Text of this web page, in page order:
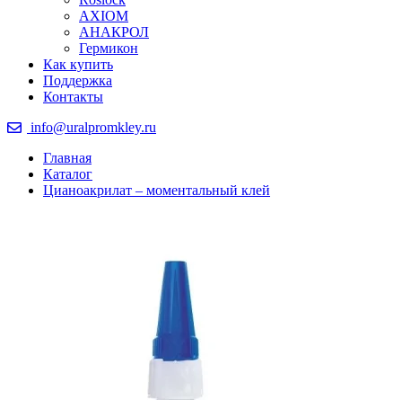
AXIOM
АНАКРОЛ
Гермикон
Как купить
Поддержка
Контакты
info@uralpromkley.ru
Главная
Каталог
Цианоакрилат – моментальный клей